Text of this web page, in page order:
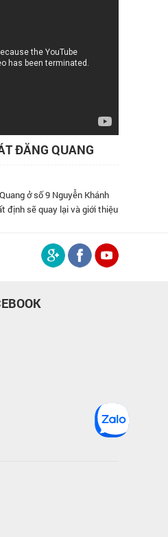
ĐĂNG QUANG
9 Nguyễn Khánh
lại và giới thiệu
Đã dùng kính của
độ phục vụ bên